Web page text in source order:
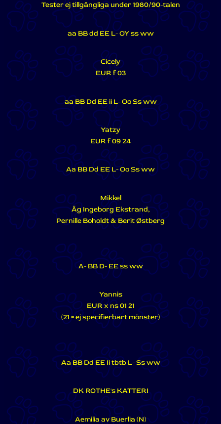
Tester ej tillgängliga under 1980/90-talen
aa BB dd EE L- OY ss ww
Cicely
EUR f 03
aa BB Dd EE ii L- Oo Ss ww
Yatzy
EUR f 09 24
Aa BB Dd EE L- Oo Ss ww
Mikkel
Äg Ingeborg Ekstrand,
Pernille Boholdt & Berit Østberg
A- BB D- EE ss ww
Yannis
EUR x ns 01 21
(21 = ej specifierbart mönster)
Aa BB Dd EE Ii tbtb L- Ss ww
DK ROTHE's KATTERI
Aemilia av Buerlia (N)